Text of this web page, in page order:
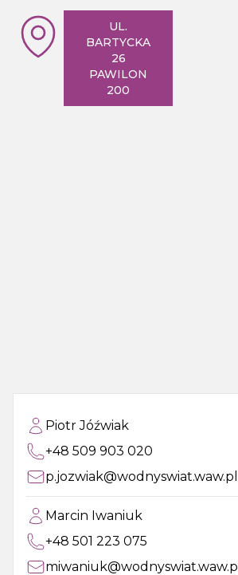
UL.
BARTYCKA
26
PAWILON
200
Piotr Jóźwiak
+48 509 903 020
p.jozwiak@wodnyswiat.waw.pl
Marcin Iwaniuk
+48 501 223 075
miwaniuk@wodnyswiat.waw.pl